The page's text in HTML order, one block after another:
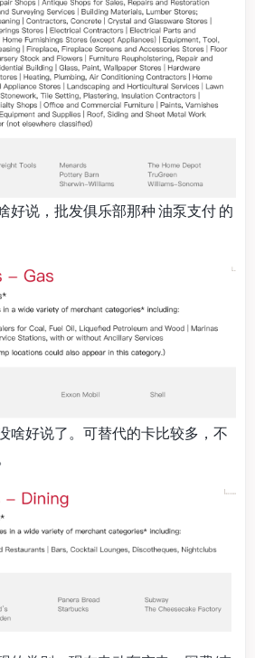
好说，批发俱乐部那种 油泵支付 的
啥好说了。可替代的卡比较多，不